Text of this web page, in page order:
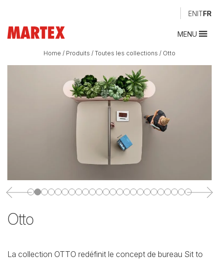
ENITFR
MENU
Home / Produits / Toutes les collections / Otto
Otto
La collection OTTO redéfinit le concept de bureau Sit to